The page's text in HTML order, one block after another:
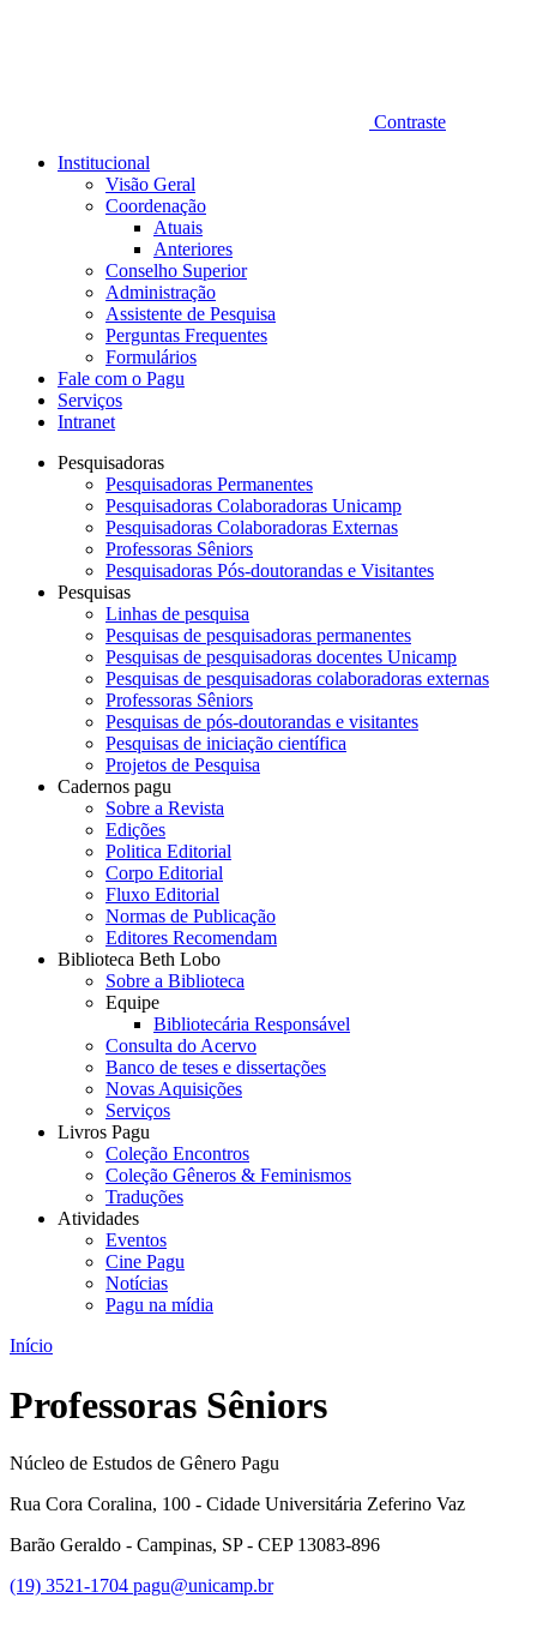
Contraste
Institucional
Visão Geral
Coordenação
Atuais
Anteriores
Conselho Superior
Administração
Assistente de Pesquisa
Perguntas Frequentes
Formulários
Fale com o Pagu
Serviços
Intranet
Pesquisadoras
Pesquisadoras Permanentes
Pesquisadoras Colaboradoras Unicamp
Pesquisadoras Colaboradoras Externas
Professoras Sêniors
Pesquisadoras Pós-doutorandas e Visitantes
Pesquisas
Linhas de pesquisa
Pesquisas de pesquisadoras permanentes
Pesquisas de pesquisadoras docentes Unicamp
Pesquisas de pesquisadoras colaboradoras externas
Professoras Sêniors
Pesquisas de pós-doutorandas e visitantes
Pesquisas de iniciação científica
Projetos de Pesquisa
Cadernos pagu
Sobre a Revista
Edições
Politica Editorial
Corpo Editorial
Fluxo Editorial
Normas de Publicação
Editores Recomendam
Biblioteca Beth Lobo
Sobre a Biblioteca
Equipe
Bibliotecária Responsável
Consulta do Acervo
Banco de teses e dissertações
Novas Aquisições
Serviços
Livros Pagu
Coleção Encontros
Coleção Gêneros & Feminismos
Traduções
Atividades
Eventos
Cine Pagu
Notícias
Pagu na mídia
Início
Professoras Sêniors
Núcleo de Estudos de Gênero Pagu
Rua Cora Coralina, 100 - Cidade Universitária Zeferino Vaz
Barão Geraldo - Campinas, SP - CEP 13083-896
(19) 3521-1704 pagu@unicamp.br